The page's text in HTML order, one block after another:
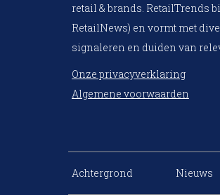
retail & brands. RetailTrends
RetailNews) en vormt met
signaleren en duiden van
Onze privacyverklaring
Algemene voorwaarden
Achtergrond Nieuws